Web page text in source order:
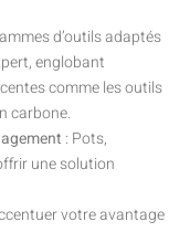
d’outils adaptés
englobant
comme les outils
carbone.
: Pots,
une solution
votre avantage